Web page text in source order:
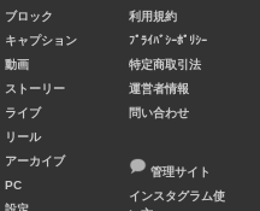
ブロック
キャプション
動画
ストーリー
ライブ
リール
アーカイブ
PC
利用規約
ﾌﾟﾗｲﾊﾞｼｰﾎﾟﾘｼｰ
特定商取引法
運営者情報
問い合わせ
管理サイト
インスタグラム使